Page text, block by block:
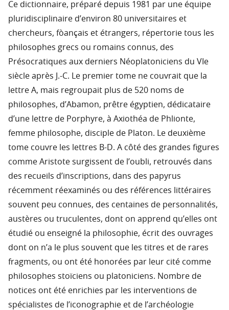
Ce dictionnaire, préparé depuis 1981 par une équipe
pluridisciplinaire d’environ 80 universitaires et
chercheurs, fòançais et étrangers, répertorie tous les
philosophes grecs ou romains connus, des
Présocratiques aux derniers Néoplatoniciens du VIe
siècle après J.-C. Le premier tome ne couvrait que la
lettre A, mais regroupait plus de 520 noms de
philosophes, d’Abamon, prêtre égyptien, dédicataire
d’une lettre de Porphyre, à Axiothéa de Phlionte,
femme philosophe, disciple de Platon. Le deuxième
tome couvre les lettres B-D. A côté des grandes figures
comme Aristote surgissent de l’oubli, retrouvés dans
des recueils d’inscriptions, dans des papyrus
récemment réexaminés ou des références littéraires
souvent peu connues, des centaines de personnalités,
austères ou truculentes, dont on apprend qu’elles ont
étudié ou enseigné la philosophie, écrit des ouvrages
dont on n’a le plus souvent que les titres et de rares
fragments, ou ont été honorées par leur cité comme
philosophes stoïciens ou platoniciens. Nombre de
notices ont été enrichies par les interventions de
spécialistes de l’iconographie et de l’archéologie